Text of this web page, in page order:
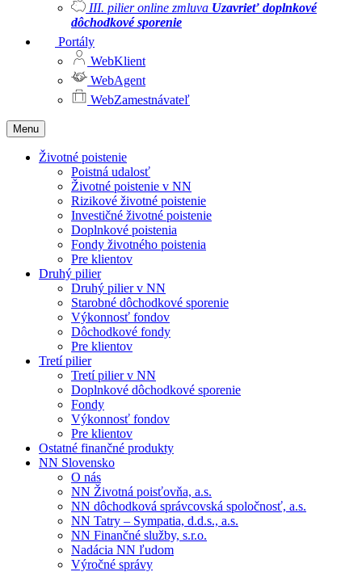
III. pilier online zmluva Uzavrieť doplnkové
dôchodkové sporenie
Portály
WebKlient
WebAgent
WebZamestnávateľ
Menu
Životné poistenie
Poistná udalosť
Životné poistenie v NN
Rizikové životné poistenie
Investičné životné poistenie
Doplnkové poistenia
Fondy životného poistenia
Pre klientov
Druhý pilier
Druhý pilier v NN
Starobné dôchodkové sporenie
Výkonnosť fondov
Dôchodkové fondy
Pre klientov
Tretí pilier
Tretí pilier v NN
Doplnkové dôchodkové sporenie
Fondy
Výkonnosť fondov
Pre klientov
Ostatné finančné produkty
NN Slovensko
O nás
NN Životná poisťovňa, a.s.
NN dôchodková správcovská spoločnosť, a.s.
NN Tatry – Sympatia, d.d.s., a.s.
NN Finančné služby, s.r.o.
Nadácia NN ľudom
Výročné správy